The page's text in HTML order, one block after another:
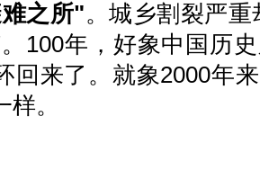
之所"。城乡割裂严
100年，好象中国历
回来了。就象2000年
。